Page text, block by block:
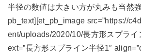
半径の数値は大きい方が丸みも当然
pb_text][et_pb_image src=”https://
ent/uploads/2020/10/長方形スプライ
ext=”長方形スプライン半径1″